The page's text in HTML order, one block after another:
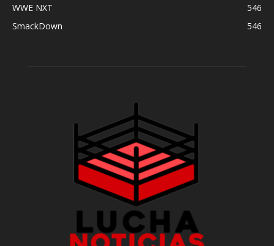
WWE NXT
546
SmackDown
546